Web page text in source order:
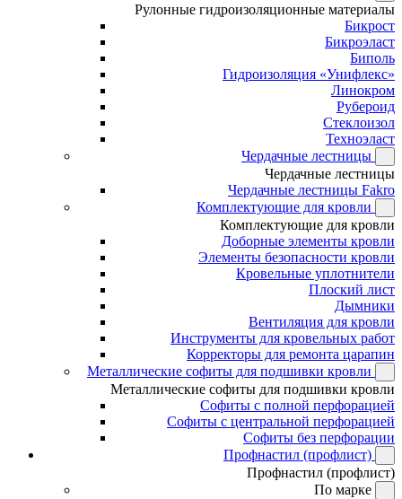
Рулонные гидроизоляционные материалы
Бикрост
Бикроэласт
Биполь
Гидроизоляция «Унифлекс»
Линокром
Рубероид
Стеклоизол
Техноэласт
Чердачные лестницы
Чердачные лестницы
Чердачные лестницы Fakro
Комплектующие для кровли
Комплектующие для кровли
Доборные элементы кровли
Элементы безопасности кровли
Кровельные уплотнители
Плоский лист
Дымники
Вентиляция для кровли
Инструменты для кровельных работ
Корректоры для ремонта царапин
Металлические софиты для подшивки кровли
Металлические софиты для подшивки кровли
Софиты с полной перфорацией
Софиты с центральной перфорацией
Софиты без перфорации
Профнастил (профлист)
Профнастил (профлист)
По марке